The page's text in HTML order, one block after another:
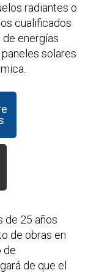
radiantes o
cualificados
energías
solares
de 25 años
de obras en
de
de que el